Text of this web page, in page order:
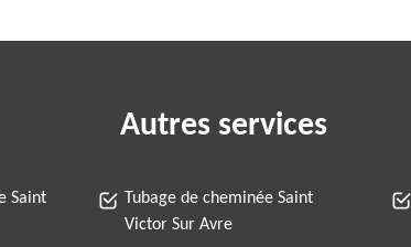
Autres services
Saint
Tubage de cheminée Saint
Victor Sur Avre